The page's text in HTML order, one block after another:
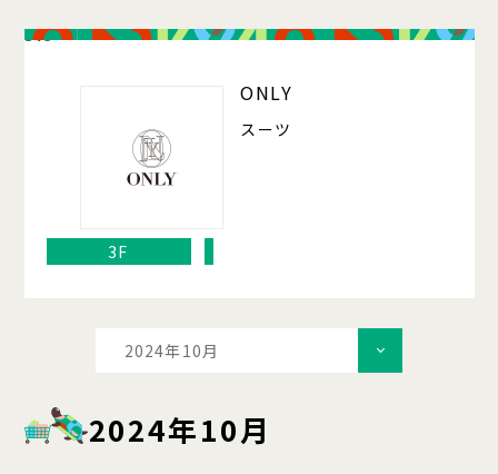
318
ONLY
スーツ
3F
2024年10月
2024年10月